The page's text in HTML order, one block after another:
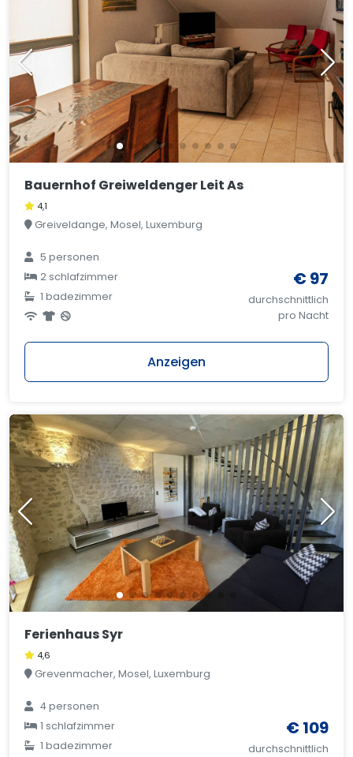
Bauernhof Greiweldenger Leit As
4,1
Greiveldange, Mosel, Luxemburg
5 personen
2 schlafzimmer
1 badezimmer
€ 97
durchschnittlich
pro Nacht
Anzeigen
Ferienhaus Syr
4,6
Grevenmacher, Mosel, Luxemburg
4 personen
1 schlafzimmer
1 badezimmer
€ 109
durchschnittlich